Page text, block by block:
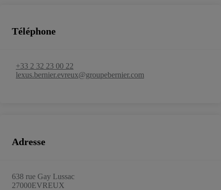
Téléphone
+33 2 32 23 00 22
lexus.bernier.evreux@groupebernier.com
Adresse
638 rue Gay Lussac
27000EVREUX